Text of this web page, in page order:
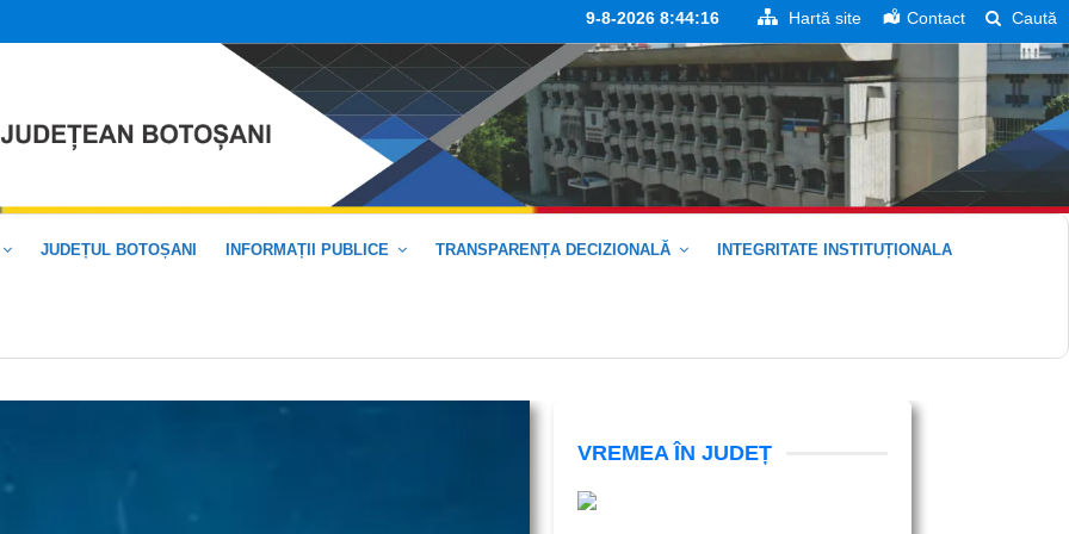
9-8-2026 8:44:17 Hartă site Contact Caută
JUDEȚUL BOTOȘANI INFORMAȚII PUBLICE TRANSPARENȚA DECIZIONALĂ INTEGRITATE INSTITUȚIONALA
VREMEA ÎN JUDEȚ